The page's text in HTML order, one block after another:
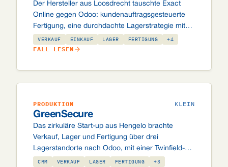
Der Hersteller aus Loosdrecht tauschte Exact
Online gegen Odoo: kundenauftragsgesteuerte
Fertigung, eine durchdachte Lagerstrategie mit
Pickplätzen und Arbeitsauftragsplanung über
vPlan.
VERKAUF EINKAUF LAGER FERTIGUNG +4
FALL LESEN
PRODUKTION KLEIN
GreenSecure
Das zirkuläre Start-up aus Hengelo brachte
Verkauf, Lager und Fertigung über drei
Lagerstandorte nach Odoo, mit einer Twinfield-
Anbindung für die Buchhaltung und Barcodes auf
CRM VERKAUF LAGER FERTIGUNG +3